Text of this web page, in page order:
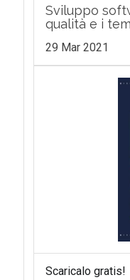
Sviluppo
qualità e i
29 Mar 2021
Scaricalo gratis!